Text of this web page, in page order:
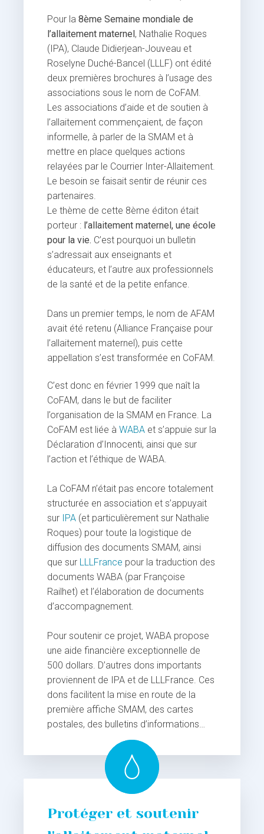
Pour la 8ème Semaine mondiale de
l’allaitement maternel, Nathalie Roques
(IPA), Claude Didierjean-Jouveau et
Roselyne Duché-Bancel (LLLF) ont édité
deux premières brochures à l’usage des
associations sous le nom de CoFAM.
Les associations d’aide et de soutien à
l’allaitement commençaient, de façon
informelle, à parler de la SMAM et à
mettre en place quelques actions
relayées par le Courrier Inter-Allaitement.
Le besoin se faisait sentir de réunir ces
partenaires.
Le thème de cette 8ème éditon était
porteur : l’allaitement maternel, une école
pour la vie. C’est pourquoi un bulletin
s’adressait aux enseignants et
éducateurs, et l’autre aux professionnels
de la santé et de la petite enfance.
Dans un premier temps, le nom de AFAM
avait été retenu (Alliance Française pour
l’allaitement maternel), puis cette
appellation s’est transformée en CoFAM.
C’est donc en février 1999 que naît la
CoFAM, dans le but de faciliter
l’organisation de la SMAM en France. La
CoFAM est liée à WABA et s’appuie sur la
Déclaration d’Innocenti, ainsi que sur
l’action et l’éthique de WABA.
La CoFAM n’était pas encore totalement
structurée en association et s’appuyait
sur IPA (et particulièrement sur Nathalie
Roques) pour toute la logistique de
diffusion des documents SMAM, ainsi
que sur LLLFrance pour la traduction des
documents WABA (par Françoise
Railhet) et l’élaboration de documents
d’accompagnement.
Pour soutenir ce projet, WABA propose
une aide financière exceptionnelle de
500 dollars. D’autres dons importants
proviennent de IPA et de LLLFrance. Ces
dons facilitent la mise en route de la
première affiche SMAM, des cartes
postales, des bulletins d’informations…
Protéger et soutenir